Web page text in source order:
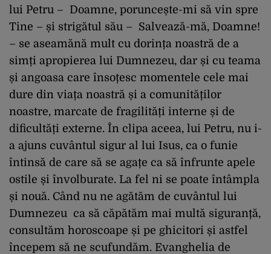
lui Petru – Doamne, poruncește-mi să vin spre
Tine – și strigătul său – Salvează-mă, Doamne!
– se aseamănă mult cu dorința noastră de a
simți apropierea lui Dumnezeu, dar și cu teama
și angoasa care însoțesc momentele cele mai
dure din viața noastră și a comunităților
noastre, marcate de fragilități interne și de
dificultăți externe. În clipa aceea, lui Petru, nu i-
a ajuns cuvântul sigur al lui Isus, ca o funie
întinsă de care să se agațe ca să înfrunte apele
ostile și învolburate. La fel ni se poate întâmpla
și nouă. Când nu ne agătăm de cuvântul lui
Dumnezeu ca să căpătăm mai multă siguranță,
consultăm horoscoape și pe ghicitori și astfel
începem să ne scufundăm. Evanghelia de